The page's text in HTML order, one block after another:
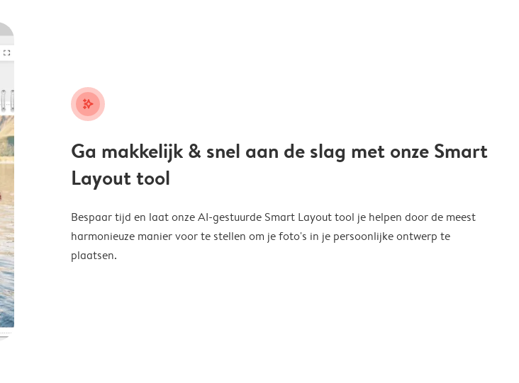
stars_plus
Ga makkelijk & snel aan de slag met onze Smart
Layout tool
Bespaar tijd en laat onze AI-gestuurde Smart Layout tool je helpen door de meest
harmonieuze manier voor te stellen om je foto's in je persoonlijke ontwerp te
plaatsen.